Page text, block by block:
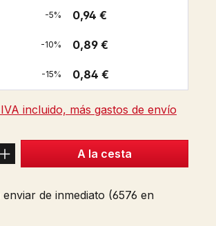
-5% 0,94 €
-10% 0,89 €
-15% 0,84 €
incluido, más gastos de envío
A la cesta
de inmediato (6576 en